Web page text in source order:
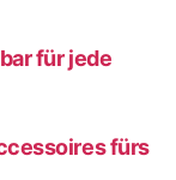
für jede
fürs